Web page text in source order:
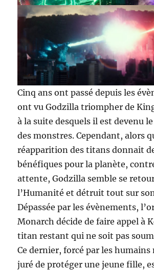
Cinq ans ont passé depuis les
ont vu Godzilla triompher de
à la suite desquels il est devenu
des monstres. Cependant, alors
réapparition des titans donnait
bénéfiques pour la planète,
attente, Godzilla semble se
l’Humanité et détruit tout sur
Dépassée par les évènements,
Monarch décide de faire appel à
titan restant qui ne soit pas
Ce dernier, forcé par les humains
juré de protéger une jeune fille,